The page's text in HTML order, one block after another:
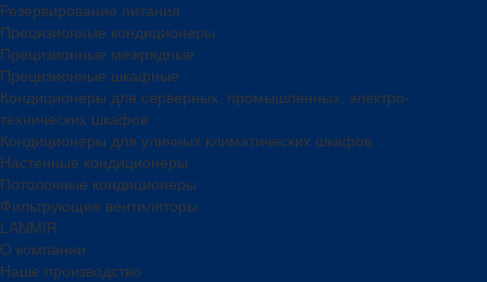
Резервирование питания
Прецизионные кондиционеры
Прецизионные межрядные
Прецизионные шкафные
Кондиционеры для серверных, промышленных, электро-
технических шкафов
Кондиционеры для уличных климатических шкафов
Настенные кондиционеры
Потолочные кондиционеры
Фильтрующие вентиляторы
LANMIR
О компании
Наше производство